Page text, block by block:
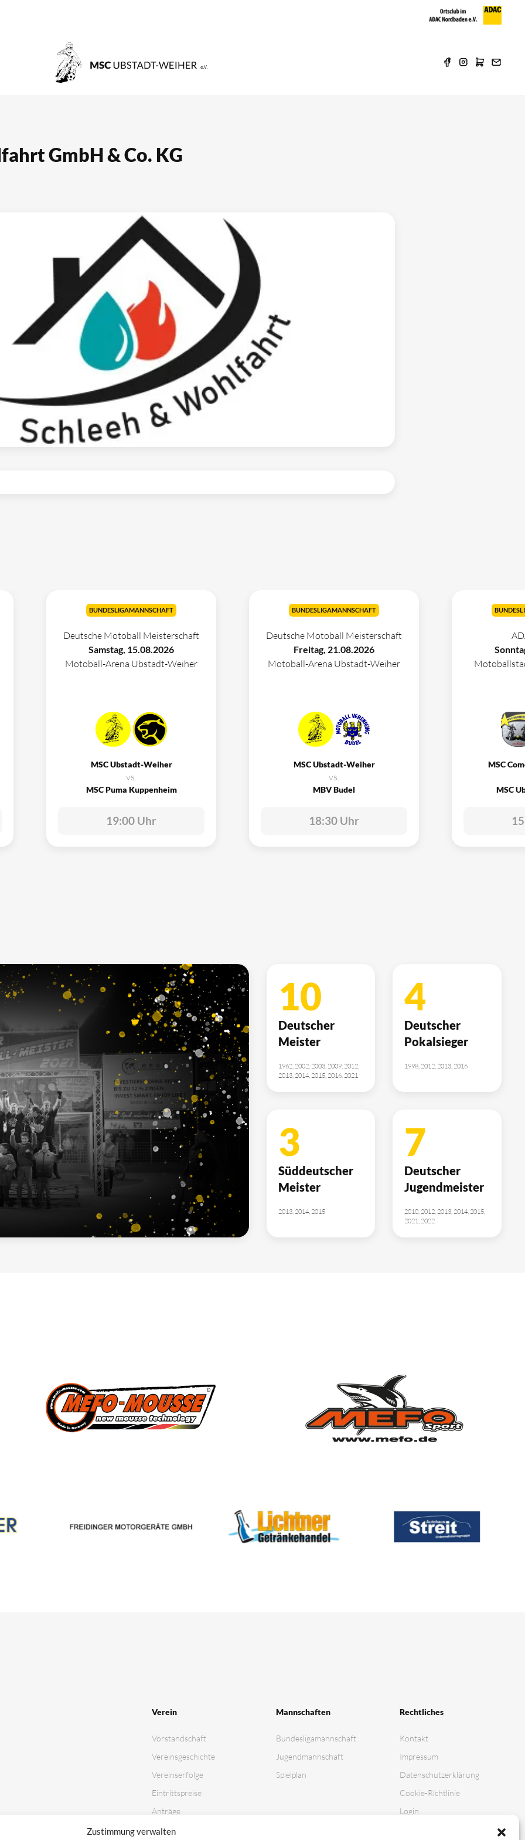
Zustimmung verwalten
GmbH & Co. KG
BUNDESLIGAMANNSCHAFT
Deutsche Motoball Meisterschaft
Samstag, 15.08.2026
Motoball-Arena Ubstadt-Weiher
MSC Ubstadt-Weiher
vs.
MSC Puma Kuppenheim
19:00 Uhr
BUNDESLIGAMANNSCHAFT
Deutsche Motoball Meisterschaft
Freitag, 21.08.2026
Motoball-Arena Ubstadt-Weiher
MSC Ubstadt-Weiher
vs.
MBV Budel
18:30 Uhr
MSC
MSC
10
Deutscher
Meister
1962, 2002, 2003, 2009, 2012,
2013, 2014, 2015, 2016, 2021
4
Deutscher
Pokalsieger
1998, 2012, 2013, 2016
3
Süddeutscher
Meister
2013, 2014, 2015
7
Deutscher
Jugendmeister
2010, 2012, 2013, 2014, 2015,
2021, 2022
Verein
Vorstandschaft
Vereinsgeschichte
Vereinserfolge
Eintrittspreise
Anträge
Partner & Sponsoren
Mannschaften
Bundesligamannschaft
Jugendmannschaft
Spielplan
Rechtliches
Kontakt
Impressum
Datenschutz­erklärung
Cookie-Richtlinie
Login